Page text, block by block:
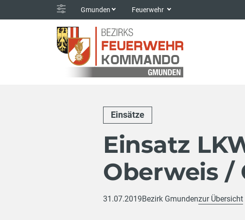
Gmunden Feuerwehr
Einsätze
Einsatz
Oberweis /
31.07.2019Bezirk Gmundenzur Übersicht